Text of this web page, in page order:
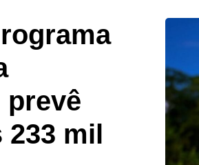
prevê
233 mil